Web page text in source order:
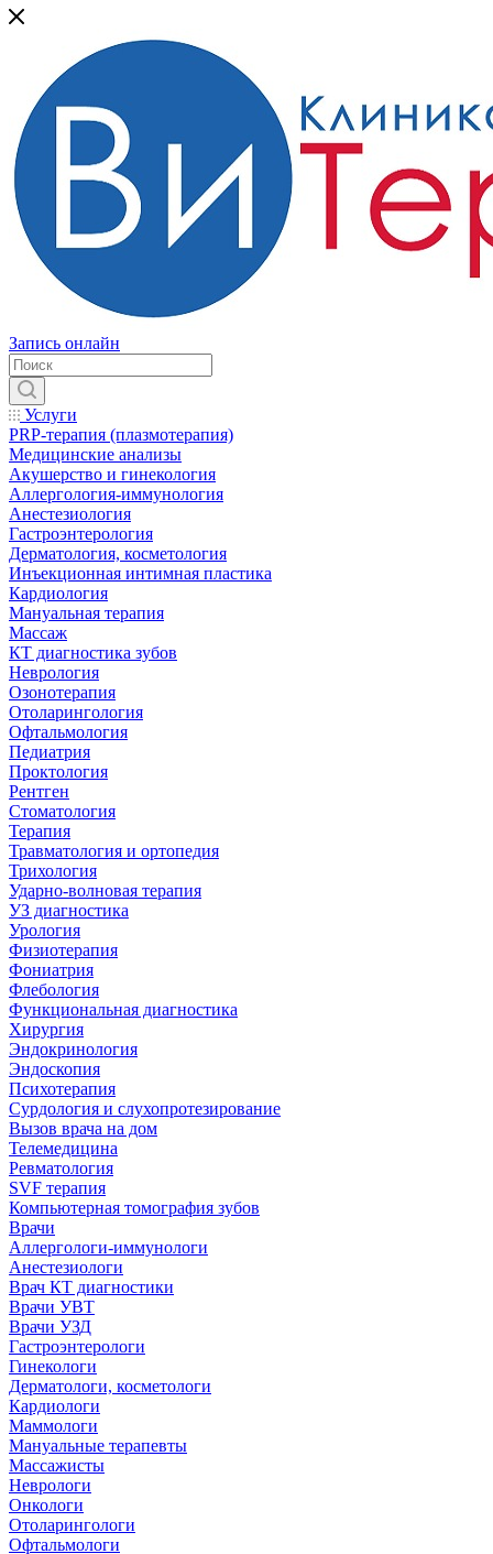
Запись онлайн
Услуги
PRP-терапия (плазмотерапия)
Медицинские анализы
Акушерство и гинекология
Аллергология-иммунология
Анестезиология
Гастроэнтерология
Дерматология, косметология
Инъекционная интимная пластика
Кардиология
Мануальная терапия
Массаж
КТ диагностика зубов
Неврология
Озонотерапия
Отоларингология
Офтальмология
Педиатрия
Проктология
Рентген
Стоматология
Терапия
Травматология и ортопедия
Трихология
Ударно-волновая терапия
УЗ диагностика
Урология
Физиотерапия
Фониатрия
Флебология
Функциональная диагностика
Хирургия
Эндокринология
Эндоскопия
Психотерапия
Сурдология и слухопротезирование
Вызов врача на дом
Телемедицина
Ревматология
SVF терапия
Компьютерная томография зубов
Врачи
Аллергологи-иммунологи
Анестезиологи
Врач КТ диагностики
Врачи УВТ
Врачи УЗД
Гастроэнтерологи
Гинекологи
Дерматологи, косметологи
Кардиологи
Маммологи
Мануальные терапевты
Массажисты
Неврологи
Онкологи
Отоларингологи
Офтальмологи